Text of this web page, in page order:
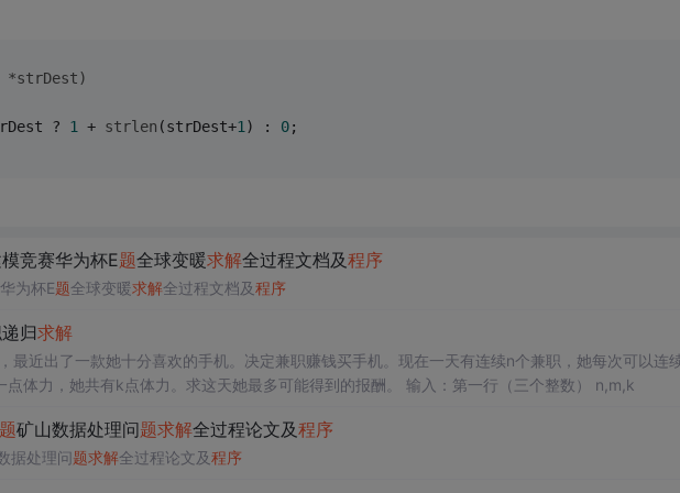
? 1 + strlen (strDest+1 ) : 0;
竞赛华为杯E题全球变暖求解全过程文档及程序
为杯E题全球变暖求解全过程文档及程序
归求解
最近出了一款她十分喜欢的手机。决定兼职赚钱买手机。现在一天有连续n个兼职，她每次可以连
点体力，她共有k点体力。求这天她最多可能得到的报酬。 输入：第一行（三个整数）
矿山数据处理问题求解全过程论文及程序
据处理问题求解全过程论文及程序